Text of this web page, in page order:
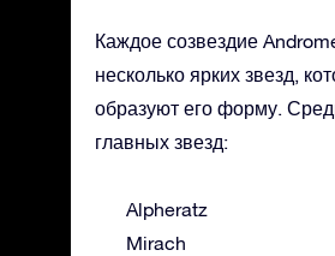
Каждое созвездие
несколько ярких звезд,
образуют его форму.
главных звезд:
Alpheratz
Mirach